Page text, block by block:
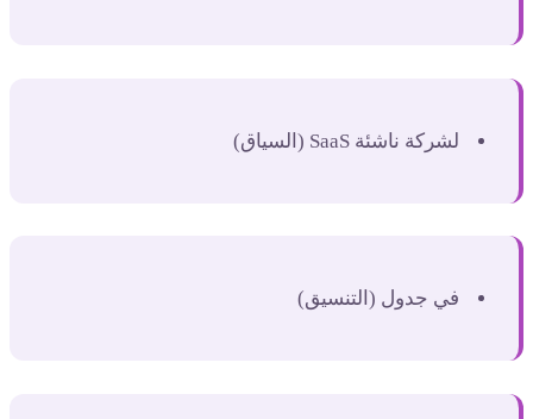
لشركة ناشئة SaaS (السياق)
في جدول (التنسيق)